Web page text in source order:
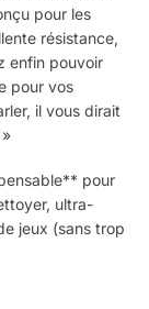
pour les
résistance,
enfin pouvoir
pour vos
il vous dirait
pour
ultra-
jeux (sans trop